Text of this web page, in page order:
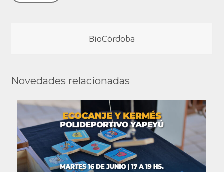
BioCórdoba
Novedades relacionadas